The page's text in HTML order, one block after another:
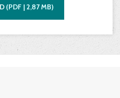
(PDF | 2,87MB)